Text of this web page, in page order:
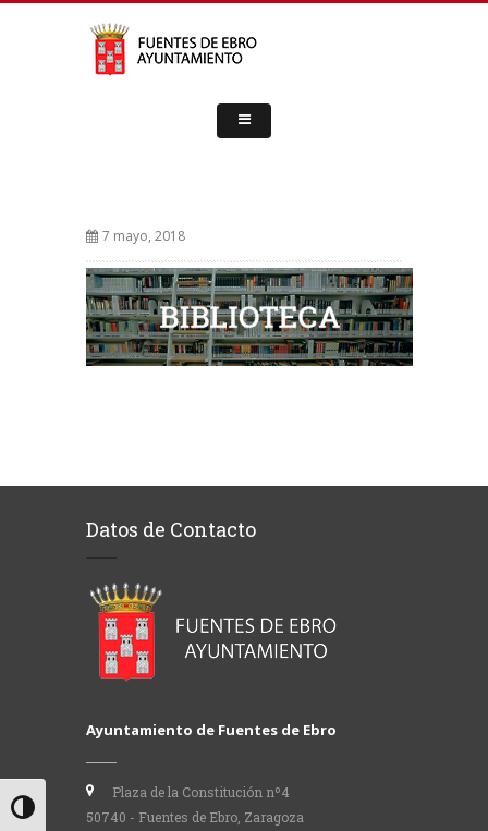
Alternar alto contraste
7 mayo, 2018
Datos de Contacto
Ayuntamiento de Fuentes de Ebro
Plaza de la Constitución nº4
50740 - Fuentes de Ebro, Zaragoza